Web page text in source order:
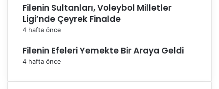
Filenin Sultanları, Voleybol Milletler
Ligi’nde Çeyrek Finalde
4 hafta önce
Filenin Efeleri Yemekte Bir Araya Geldi
4 hafta önce